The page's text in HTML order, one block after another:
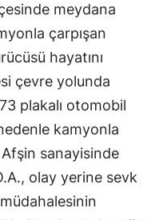
meydana
çarpışan
hayatını
çevre yolunda
plakalı otomobil
kamyonla
Afşin sanayisinde
olay yerine sevk